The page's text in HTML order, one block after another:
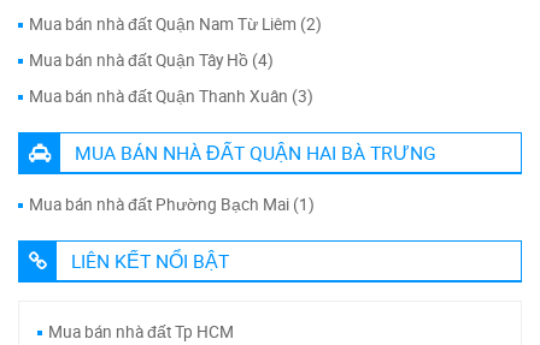
Mua bán nhà đất Quận Nam Từ Liêm (2)
Mua bán nhà đất Quận Tây Hồ (4)
Mua bán nhà đất Quận Thanh Xuân (3)
MUA BÁN NHÀ ĐẤT QUẬN HAI BÀ TRƯNG
Mua bán nhà đất Phường Bạch Mai (1)
LIÊN KẾT NỔI BẬT
Mua bán nhà đất Tp HCM